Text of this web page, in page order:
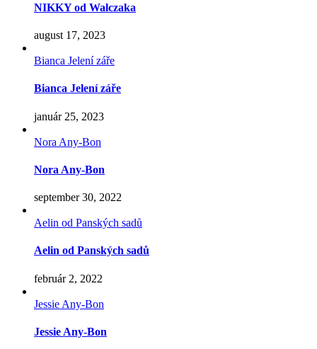
NIKKY od Walczaka
august 17, 2023
Bianca Jelení záře
Bianca Jelení záře
január 25, 2023
Nora Any-Bon
Nora Any-Bon
september 30, 2022
Aelin od Panských sadů
Aelin od Panských sadů
február 2, 2022
Jessie Any-Bon
Jessie Any-Bon